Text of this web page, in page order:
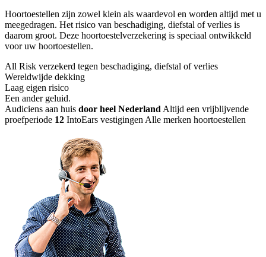
Hoortoestellen zijn zowel klein als waardevol en worden altijd met u
meegedragen. Het risico van beschadiging, diefstal of verlies is
daarom groot. Deze hoortoestelverzekering is speciaal ontwikkeld
voor uw hoortoestellen.
All Risk verzekerd tegen beschadiging, diefstal of verlies
Wereldwijde dekking
Laag eigen risico
Een ander geluid.
Audiciens aan huis door heel Nederland Altijd een vrijblijvende
proefperiode 12 IntoEars vestigingen Alle merken hoortoestellen